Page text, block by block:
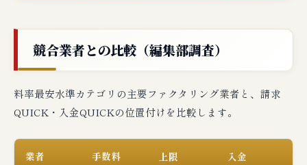
競合業者との比較（編集部調査）
料率最安水準カテゴリの主要ファクタリング業者と、請求
QUICK・入金QUICKの位置付けを比較します。
業者 手数料 上限 入金 個